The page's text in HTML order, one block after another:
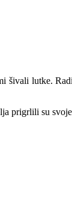
lutke.
prigrlili su